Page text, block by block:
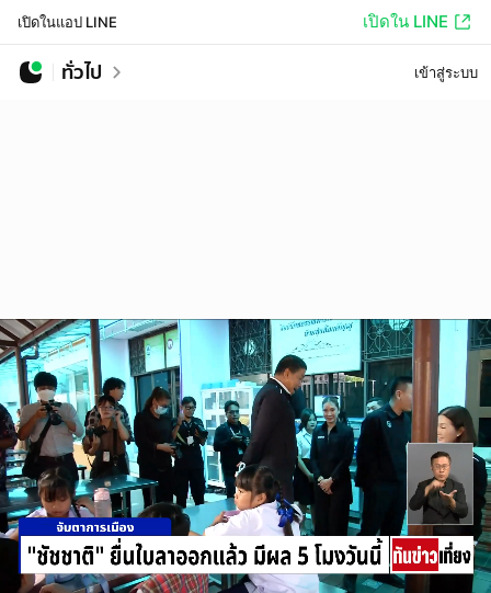
เปิดในแอป LINE เปิดใน LINE
ทั่วไป เข้าสู่ระบบ